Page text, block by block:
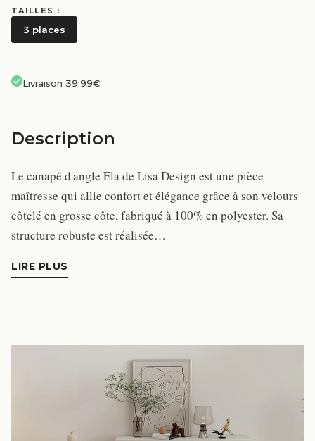
TAILLES :
3 places
Livraison 39.99€
Description
Le canapé d'angle Ela de Lisa Design est une pièce
maîtresse qui allie confort et élégance grâce à son velours
côtelé en grosse côte, fabriqué à 100% en polyester. Sa
structure robuste est réalisée…
LIRE PLUS